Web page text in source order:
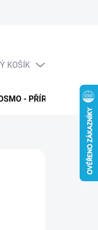
KOŠÍK
- PŘÍRODNÍ OLEJE